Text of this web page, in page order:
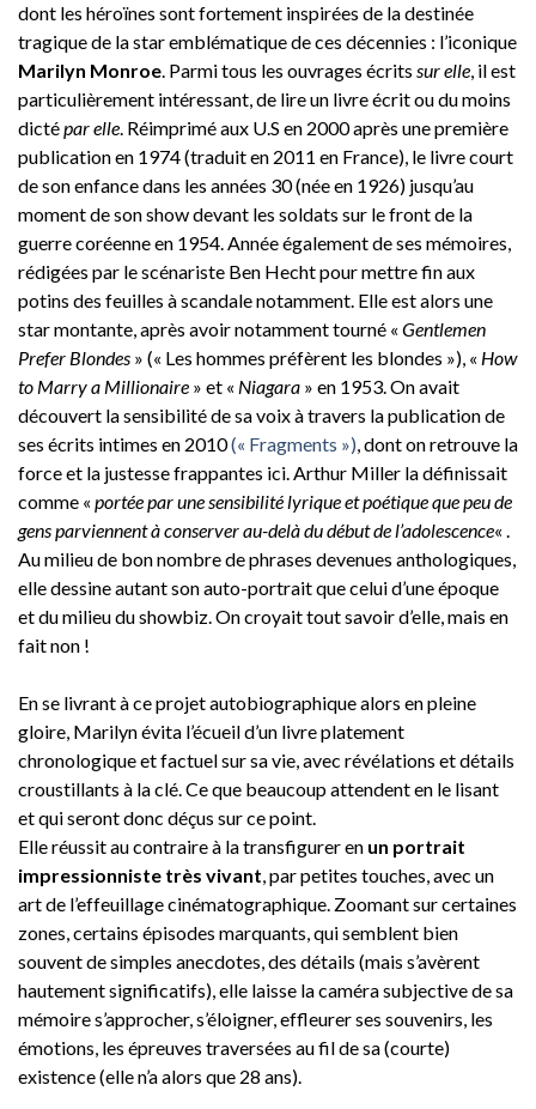
dont les héroïnes sont fortement inspirées de la destinée
tragique de la star emblématique de ces décennies : l’iconique
Marilyn Monroe . Parmi tous les ouvrages écrits sur elle , il est
particulièrement intéressant, de lire un livre écrit ou du moins
dictépar elle . Réimprimé aux U.S en 2000 après une première
publication en 1974 (traduit en 2011 en France), le livre court
de son enfance dans les années 30 (née en 1926) jusqu’au
moment de son show devant les soldats sur le front de la
guerre coréenne en 1954. Année également de ses mémoires,
rédigées par le scénariste Ben Hecht pour mettre fin aux
potins des feuilles à scandale notamment. Elle est alors une
star montante, après avoir notamment tourné « Gentlemen
Prefer Blondes » (« Les hommes préfèrent les blondes »), « How
to Marry a Millionaire » et « Niagara » en 1953. On avait
découvert la sensibilité de sa voix à travers la publication de
ses écrits intimes en 2010(« Fragments ») , dont on retrouve la
force et la justesse frappantes ici. Arthur Miller la définissait
comme « portée par une sensibilité lyrique et poétique que peu de
gens parviennent à conserver au-delà du début de l’adolescence« .
Au milieu de bon nombre de phrases devenues anthologiques,
elle dessine autant son auto-portrait que celui d’une époque
et du milieu du showbiz. On croyait tout savoir d’elle, mais en
fait non !
En se livrant à ce projet autobiographique alors en pleine
gloire, Marilyn évita l’écueil d’un livre platement
chronologique et factuel sur sa vie, avec révélations et détails
croustillants à la clé. Ce que beaucoup attendent en le lisant
et qui seront donc déçus sur ce point.
Elle réussit au contraire à la transfigurer en un portrait
impressionniste très vivant , par petites touches, avec un
art de l’effeuillage cinématographique. Zoomant sur certaines
zones, certains épisodes marquants, qui semblent bien
souvent de simples anecdotes, des détails (mais s’avèrent
hautement significatifs), elle laisse la caméra subjective de sa
mémoire s’approcher, s’éloigner, effleurer ses souvenirs, les
émotions, les épreuves traversées au fil de sa (courte)
existence (elle n’a alors que 28 ans).